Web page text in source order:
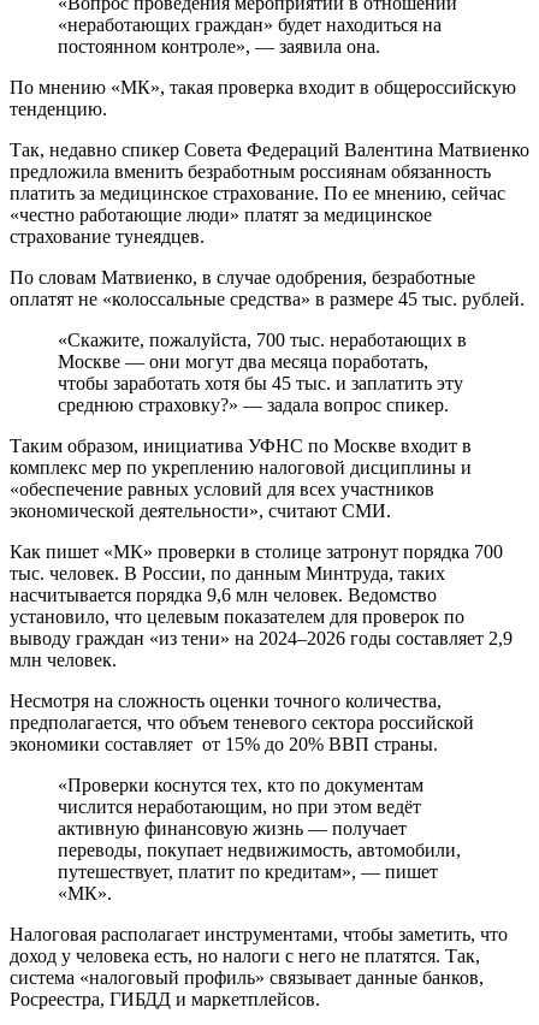
«неработающих граждан» будет находиться на
постоянном контроле», — заявила она.
По мнению «МК», такая проверка входит в общероссийскую
тенденцию.
Так, недавно спикер Совета Федераций Валентина Матвиенко
предложила вменить безработным россиянам обязанность
платить за медицинское страхование. По ее мнению, сейчас
«честно работающие люди» платят за медицинское
страхование тунеядцев.
По словам Матвиенко, в случае одобрения, безработные
оплатят не «колоссальные средства» в размере 45 тыс. рублей.
«Скажите, пожалуйста, 700 тыс. неработающих в
Москве — они могут два месяца поработать,
чтобы заработать хотя бы 45 тыс. и заплатить эту
среднюю страховку?» — задала вопрос спикер.
Таким образом, инициатива УФНС по Москве входит в
комплекс мер по укреплению налоговой дисциплины и
«обеспечение равных условий для всех участников
экономической деятельности», считают СМИ.
Как пишет «МК» проверки в столице затронут порядка 700
тыс. человек. В России, по данным Минтруда, таких
насчитывается порядка 9,6 млн человек. Ведомство
установило, что целевым показателем для проверок по
выводу граждан «из тени» на 2024–2026 годы составляет 2,9
млн человек.
Несмотря на сложность оценки точного количества,
предполагается, что объем теневого сектора российской
экономики составляет от 15% до 20% ВВП страны.
«Проверки коснутся тех, кто по документам
числится неработающим, но при этом ведёт
активную финансовую жизнь — получает
переводы, покупает недвижимость, автомобили,
путешествует, платит по кредитам», — пишет
«МК».
Налоговая располагает инструментами, чтобы заметить, что
доход у человека есть, но налоги с него не платятся. Так,
система «налоговый профиль» связывает данные банков,
Росреестра, ГИБДД и маркетплейсов.